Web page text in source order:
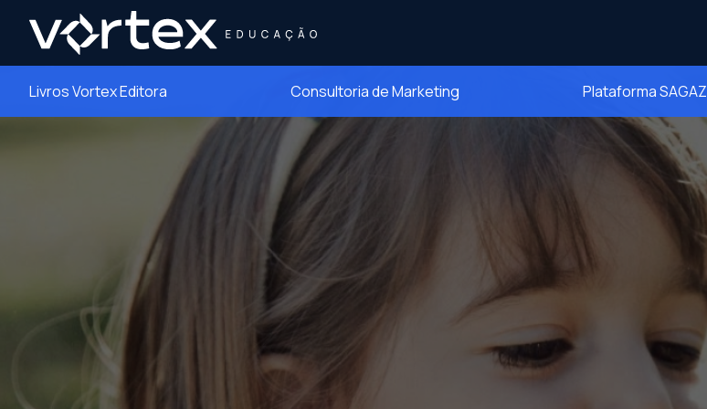
Livros Vortex Editora Consultoria de Marketing Plataforma SAGAZ